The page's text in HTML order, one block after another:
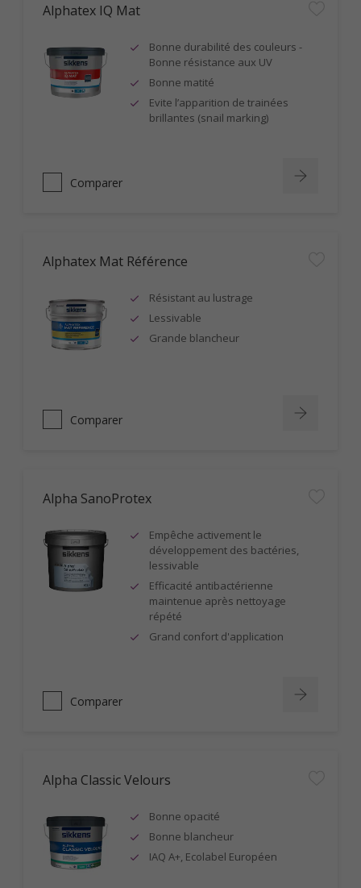
Alphatex IQ Mat
Bonne durabilité des couleurs -
Bonne résistance aux UV
Bonne matité
Evite l’apparition de trainées
brillantes (snail marking)
Comparer
Alphatex Mat Référence
Résistant au lustrage
Lessivable
Grande blancheur
Comparer
Alpha SanoProtex
Empêche activement le
développement des bactéries,
lessivable
Efficacité antibactérienne
maintenue après nettoyage
répété
Grand confort d'application
Comparer
Alpha Classic Velours
Bonne opacité
Bonne blancheur
IAQ A+, Ecolabel Européen